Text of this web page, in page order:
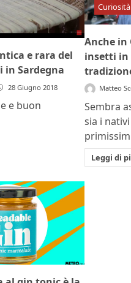
e rara del
in Sardegna
28 Giugno 2018
e buon
Curiosità
Anche in
insetti in
Matteo
Sembra
sia i
Leggi di